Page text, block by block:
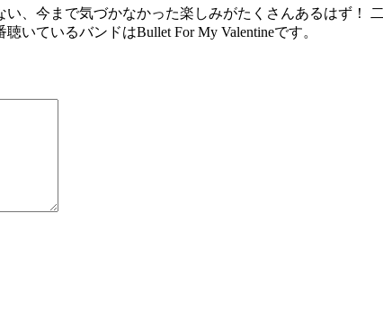
、今まで気づかなかった楽しみがたくさんあるはず！
いているバンドはBullet For My Valentineです。